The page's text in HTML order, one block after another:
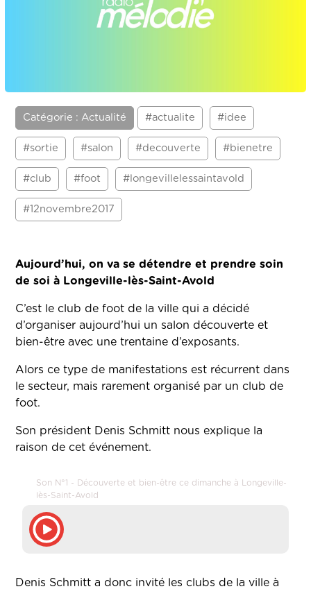
Catégorie : Actualité #actualite #idee
#sortie #salon #decouverte #bienetre
#club #foot #longevillelessaintavold
#12novembre2017
Aujourd’hui, on va se détendre et prendre soin
de soi à Longeville-lès-Saint-Avold
C’est le club de foot de la ville qui a décidé
d’organiser aujourd’hui un salon découverte et
bien-être avec une trentaine d’exposants.
Alors ce type de manifestations est récurrent dans
le secteur, mais rarement organisé par un club de
foot.
Son président Denis Schmitt nous explique la
raison de cet événement.
Son N°1 - Découverte et bien-être ce dimanche à Longeville-
lès-Saint-Avold
Denis Schmitt a donc invité les clubs de la ville à